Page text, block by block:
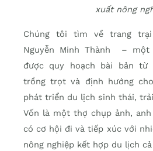
xuất nông
Chúng tôi tìm về trang
Nguyễn Minh Thành –
được quy hoạch bài bản từ
trồng trọt và định hướng
phát triển du lịch sinh thái,
Vốn là một thợ chụp ảnh, anh
có cơ hội đi và tiếp xúc với
nông nghiệp kết hợp du lịch